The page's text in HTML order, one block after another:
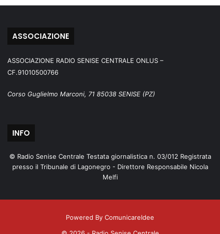
ASSOCIAZIONE
ASSOCIAZIONE RADIO SENISE CENTRALE ONLUS –
CF.91010500766
Corso Guglielmo Marconi, 71 85038 SENISE (PZ)
INFO
© Radio Senise Centrale Testata giornalistica n. 03/012 Registrata
presso il Tribunale di Lagonegro - Direttore Responsabile Nicola
Melfi
Powered By ComunicareIdee